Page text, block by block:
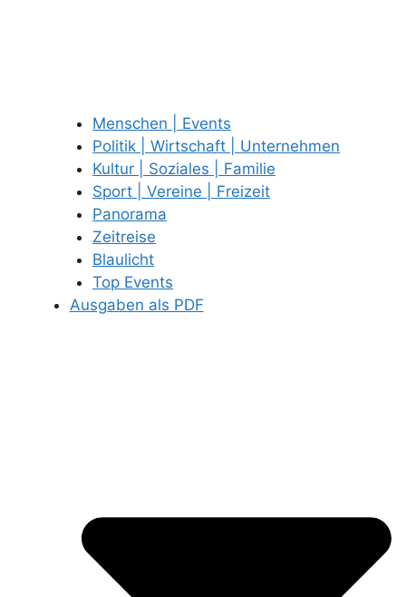
Menschen | Events
Politik | Wirtschaft | Unternehmen
Kultur | Soziales | Familie
Sport | Vereine | Freizeit
Panorama
Zeitreise
Blaulicht
Top Events
Ausgaben als PDF